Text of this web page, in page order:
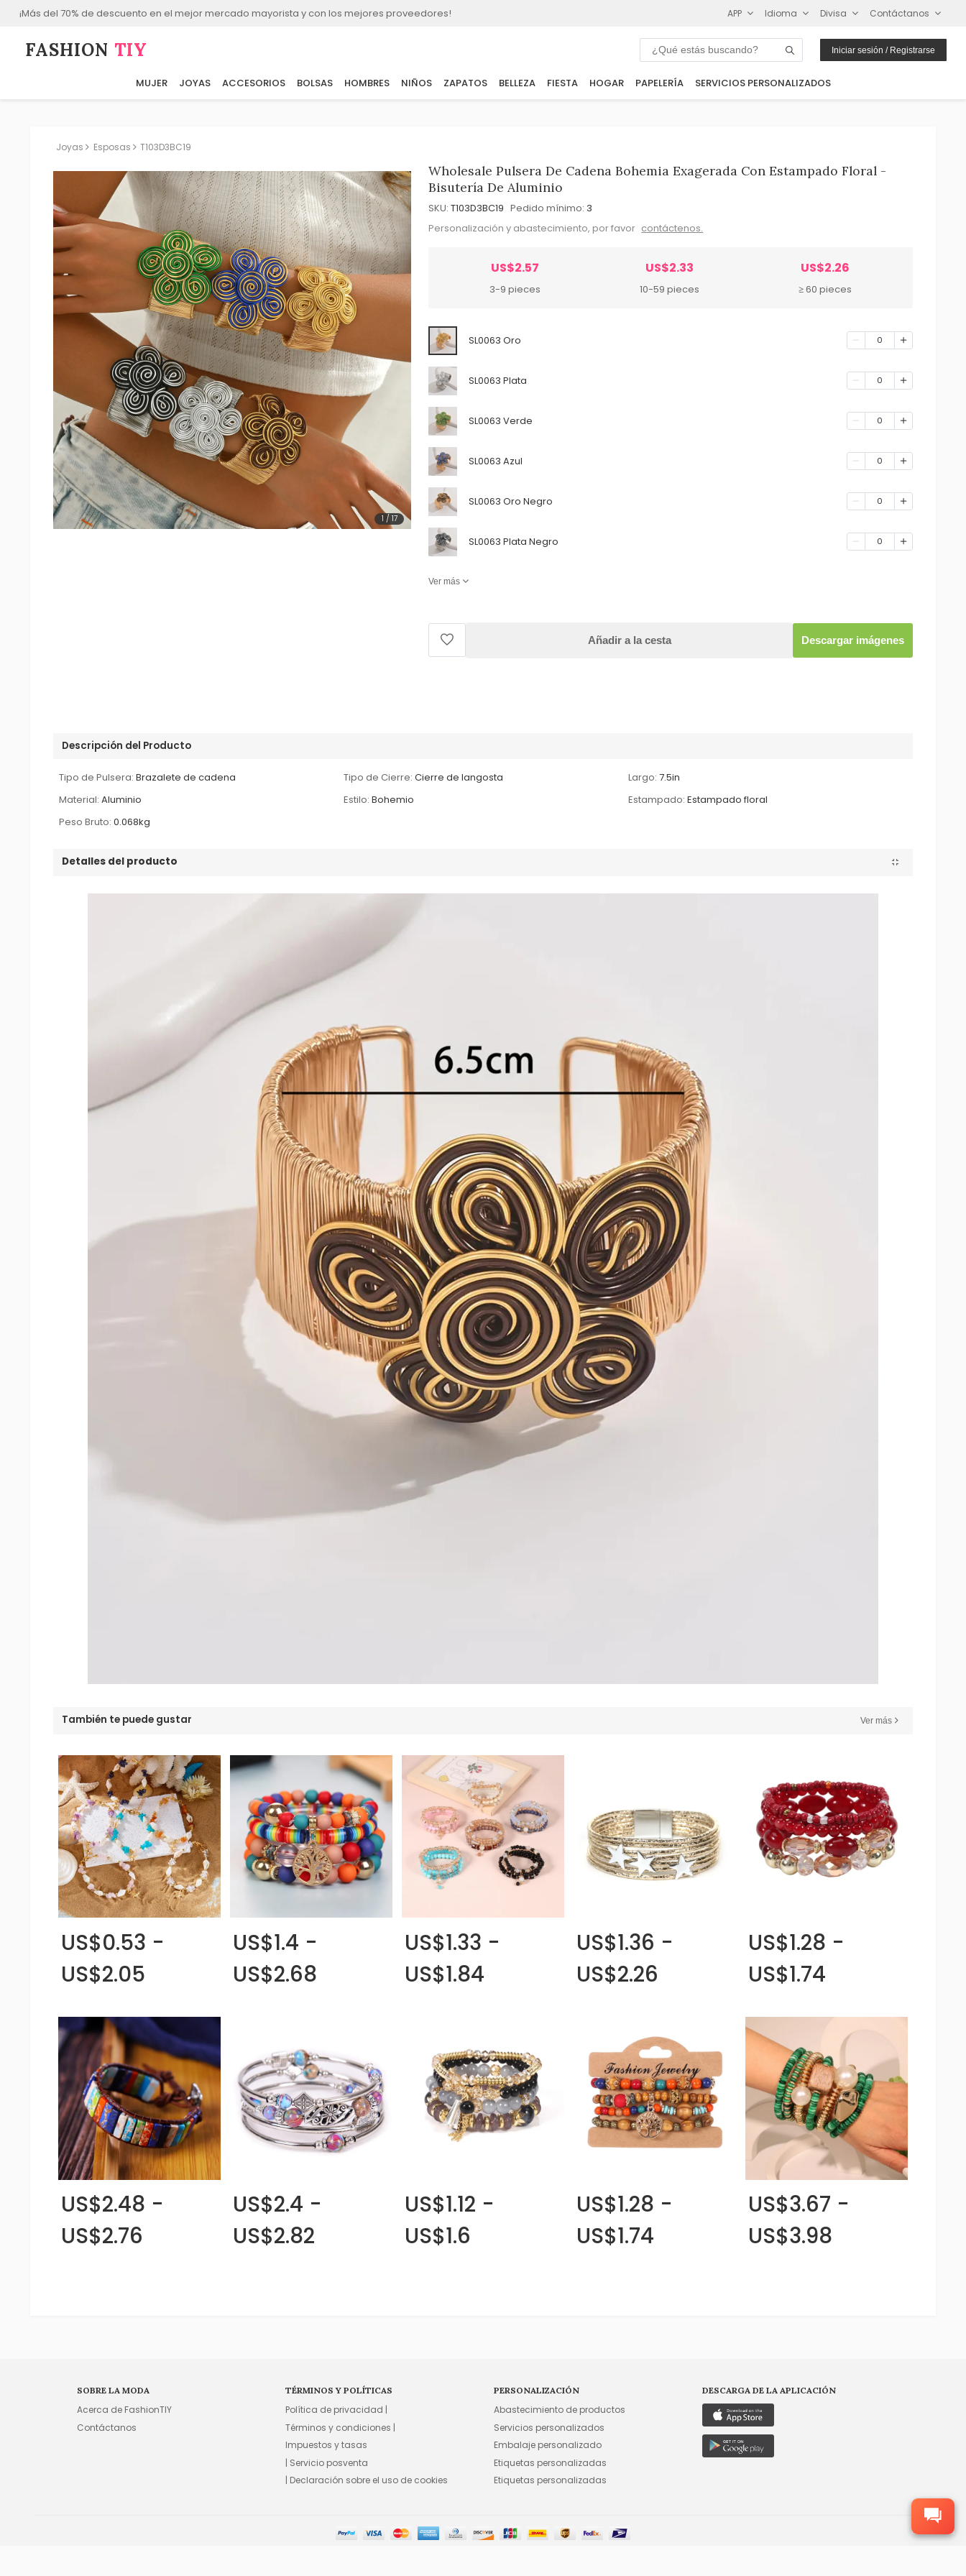
¡Más del 70% de descuento en el mejor mercado mayorista y con los mejores proveedores! APP Idioma Divisa Contáctanos
FASHION⁠ TIY Iniciar sesión / Registrarse
MUJER JOYAS ACCESORIOS BOLSAS HOMBRES NIÑOS ZAPATOS BELLEZA FIESTA HOGAR PAPELERÍA SERVICIOS PERSONALIZADOS
Joyas Esposas T103D3BC19
1 / 17
Wholesale Pulsera De Cadena Bohemia Exagerada Con Estampado Floral -
Bisutería De Aluminio
SKU: T103D3BC19 Pedido mínimo: 3
Personalización y abastecimiento, por favor contáctenos.
US$2.57
3-9 pieces
US$2.33
10-59 pieces
US$2.26
≥ 60 pieces
SL0063 Oro 0
SL0063 Plata 0
SL0063 Verde 0
SL0063 Azul 0
SL0063 Oro Negro 0
SL0063 Plata Negro 0
Ver más
Añadir a la cesta Descargar imágenes
Descripción del Producto
Tipo de Pulsera: Brazalete de cadena Tipo de Cierre: Cierre de langosta Largo: 7.5in
Material: Aluminio Estilo: Bohemio Estampado: Estampado floral
Peso Bruto: 0.068kg
Detalles del producto
También te puede gustar Ver más
US$0.53 -
US$2.05
US$1.4 -
US$2.68
US$1.33 -
US$1.84
US$1.36 -
US$2.26
US$1.28 -
US$1.74
US$2.48 -
US$2.76
US$2.4 -
US$2.82
US$1.12 -
US$1.6
US$1.28 -
US$1.74
US$3.67 -
US$3.98
SOBRE LA MODA
Acerca de FashionTIY
Contáctanos
TÉRMINOS Y POLÍTICAS
Política de privacidad |
Términos y condiciones |
Impuestos y tasas
| Servicio posventa
| Declaración sobre el uso de cookies
PERSONALIZACIÓN
Abastecimiento de productos
Servicios personalizados
Embalaje personalizado
Etiquetas personalizadas
Etiquetas personalizadas
DESCARGA DE LA APLICACIÓN